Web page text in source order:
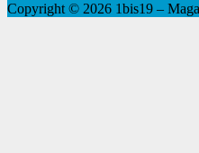
Copyright © 2026 1bis19 –